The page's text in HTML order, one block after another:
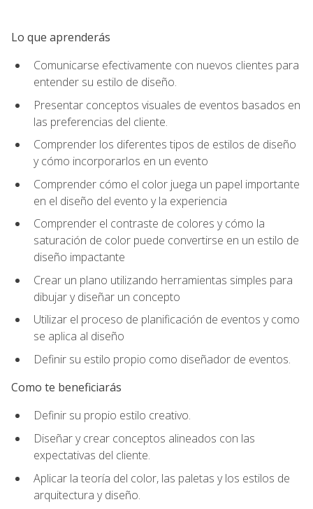
Lo que aprenderás
Comunicarse efectivamente con nuevos clientes para
entender su estilo de diseño.
Presentar conceptos visuales de eventos basados en
las preferencias del cliente.
Comprender los diferentes tipos de estilos de diseño
y cómo incorporarlos en un evento
Comprender cómo el color juega un papel importante
en el diseño del evento y la experiencia
Comprender el contraste de colores y cómo la
saturación de color puede convertirse en un estilo de
diseño impactante
Crear un plano utilizando herramientas simples para
dibujar y diseñar un concepto
Utilizar el proceso de planificación de eventos y como
se aplica al diseño
Definir su estilo propio como diseñador de eventos.
Como te beneficiarás
Definir su propio estilo creativo.
Diseñar y crear conceptos alineados con las
expectativas del cliente.
Aplicar la teoría del color, las paletas y los estilos de
arquitectura y diseño.